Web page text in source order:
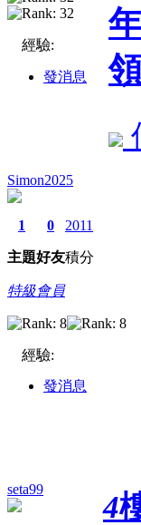
經驗:
發消息
Simon2025
1
主題
0
好友
2011
積分
特級會員
經驗:
發消息
seta99
4